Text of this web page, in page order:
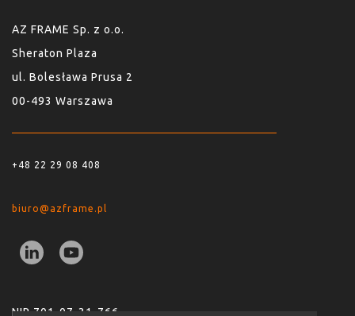
AZ FRAME Sp. z o.o.
Sheraton Plaza
ul. Bolesława Prusa 2
00-493 Warszawa
+48 22 29 08 408
biuro@azframe.pl
NIP 701-07-31-766